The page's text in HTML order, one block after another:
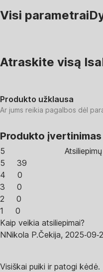
Visi parametrai
Atraskite visą
Produkto užklausa
Ar jums reikia pagalbos dėl
Produkto įvertinimas
5
5
39
4
0
3
0
2
0
1
0
Kaip veikia atsiliepimai?
NNikola P.Čekija,
Visiškai puiki ir patogi